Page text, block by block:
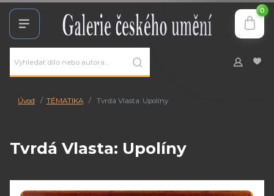
0
Úvod TÉMATIKA Tvrdá Vlasta: Upolíny
Tvrdá Vlasta: Upolíny